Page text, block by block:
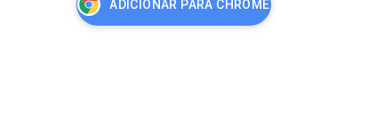
ADICIONAR PARA CHROME